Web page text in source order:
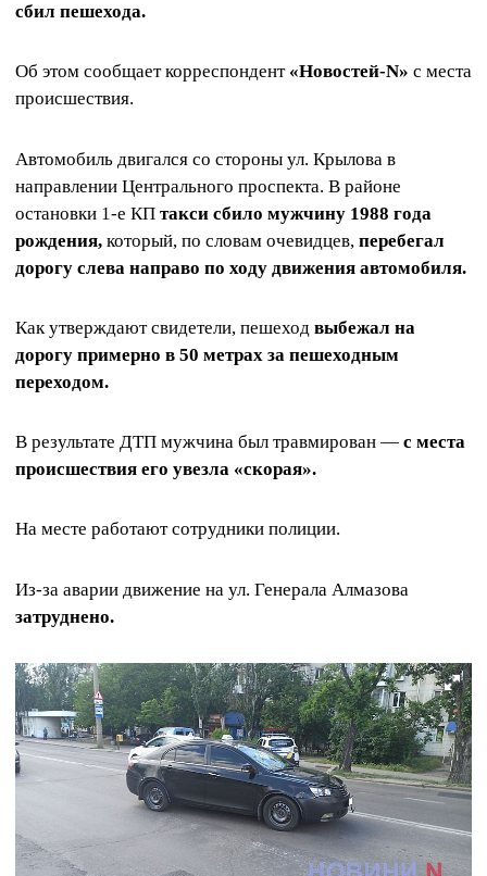
сбил пешехода.
Об этом сообщает корреспондент «Новостей-N» с места
происшествия.
Автомобиль двигался со стороны ул. Крылова в
направлении Центрального проспекта. В районе
остановки 1-е КП такси сбило мужчину 1988 года
рождения, который, по словам очевидцев, перебегал
дорогу слева направо по ходу движения автомобиля.
Как утверждают свидетели, пешеход выбежал на
дорогу примерно в 50 метрах за пешеходным
переходом.
В результате ДТП мужчина был травмирован — с места
происшествия его увезла «скорая».
На месте работают сотрудники полиции.
Из-за аварии движение на ул. Генерала Алмазова
затруднено.